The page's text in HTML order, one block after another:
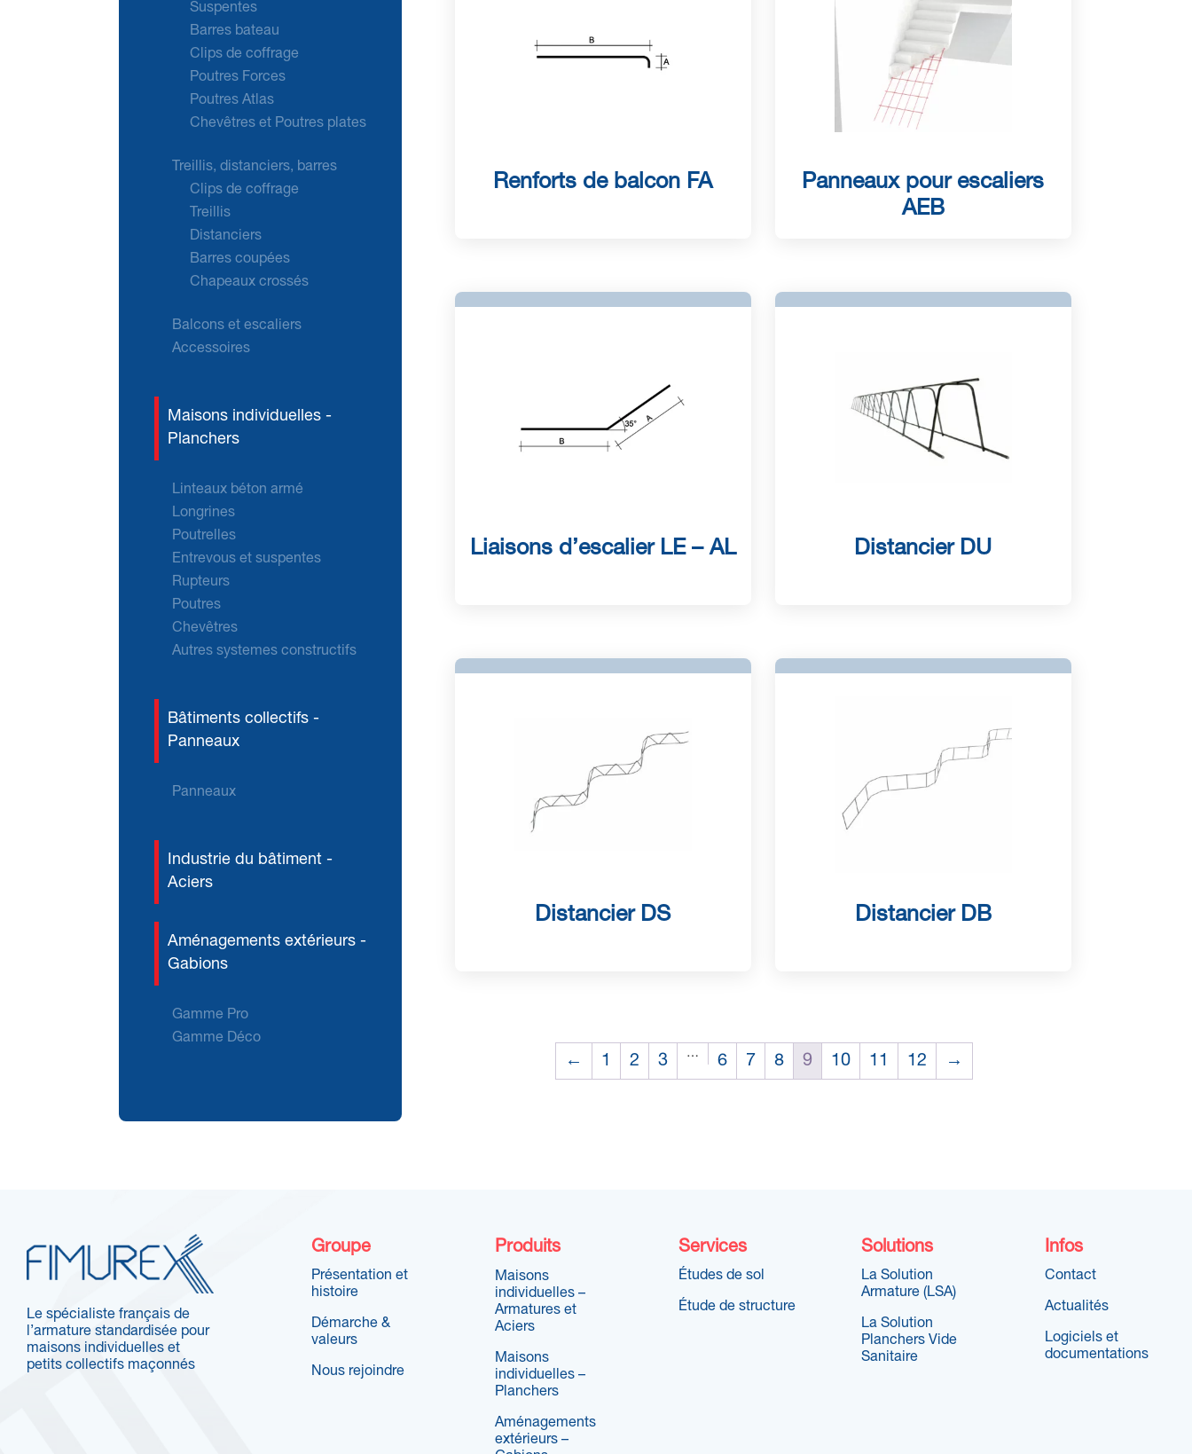
Suspentes
Barres bateau
Clips de coffrage
Poutres Forces
Poutres Atlas
Chevêtres et Poutres plates
Treillis, distanciers, barres
Clips de coffrage
Treillis
Distanciers
Barres coupées
Chapeaux crossés
Balcons et escaliers
Accessoires
Maisons individuelles -
Planchers
Linteaux béton armé
Longrines
Poutrelles
Entrevous et suspentes
Rupteurs
Poutres
Chevêtres
Autres systemes constructifs
Bâtiments collectifs -
Panneaux
Panneaux
Industrie du bâtiment -
Aciers
Aménagements extérieurs -
Gabions
Gamme Pro
Gamme Déco
Renforts de balcon FA
Panneaux pour escaliers
AEB
Liaisons d’escalier LE – AL Distancier DU
Distancier DS Distancier DB
← 1 2 3 … 6 7 8 9 10 11 12 →
Le spécialiste français de
l’armature standardisée pour
maisons individuelles et
petits collectifs maçonnés
Groupe
Présentation et
histoire
Démarche &
valeurs
Nous rejoindre
Produits
Maisons
individuelles –
Armatures et
Aciers
Maisons
individuelles –
Planchers
Aménagements
extérieurs –
Services
Études de sol
Étude de structure
Solutions
La Solution
Armature (LSA)
La Solution
Planchers Vide
Sanitaire
Infos
Contact
Actualités
Logiciels et
documentations